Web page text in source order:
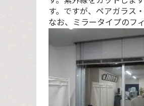
す。ですが、ペアガラス
なお、ミラータイプのフ